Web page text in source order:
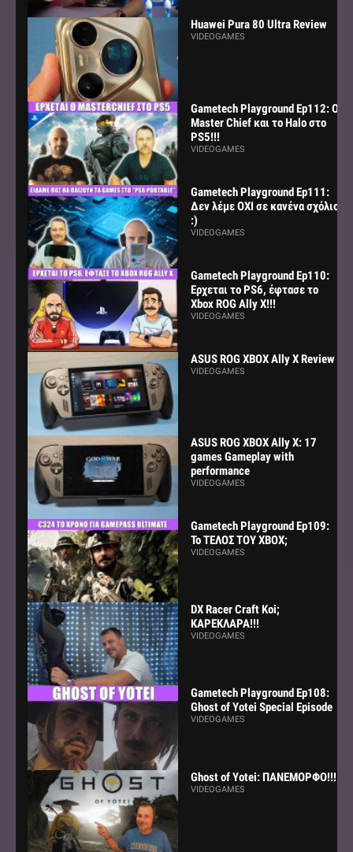
Huawei Pura 80 Ultra Review
VIDEOGAMES
Gametech Playground Ep112: Ο
Master Chief και το Halo στο
PS5!!!
VIDEOGAMES
Gametech Playground Ep111:
Δεν λέμε ΟΧΙ σε κανένα σχόλιο
:)
VIDEOGAMES
Gametech Playground Ep110:
Ερχεται το PS6, έφτασε το
Xbox ROG Ally X!!!
VIDEOGAMES
ASUS ROG XBOX Ally X Review
VIDEOGAMES
ASUS ROG XBOX Ally X: 17
games Gameplay with
performance
VIDEOGAMES
Gametech Playground Ep109:
Το ΤΕΛΟΣ ΤΟΥ ΧΒΟΧ;
VIDEOGAMES
DX Racer Craft Koi;
ΚΑΡΕΚΛΑΡΑ!!!
VIDEOGAMES
Gametech Playground Ep108:
Ghost of Yotei Special Episode
VIDEOGAMES
Ghost of Yotei: ΠΑΝΕΜΟΡΦΟ!!!
VIDEOGAMES